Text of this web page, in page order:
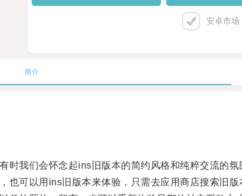
安卓市场
简介
我们会怀念起ins旧版本的简约风格和纯粹交流的氛
可以用ins旧版本来体验，只需去应用商店搜索旧版